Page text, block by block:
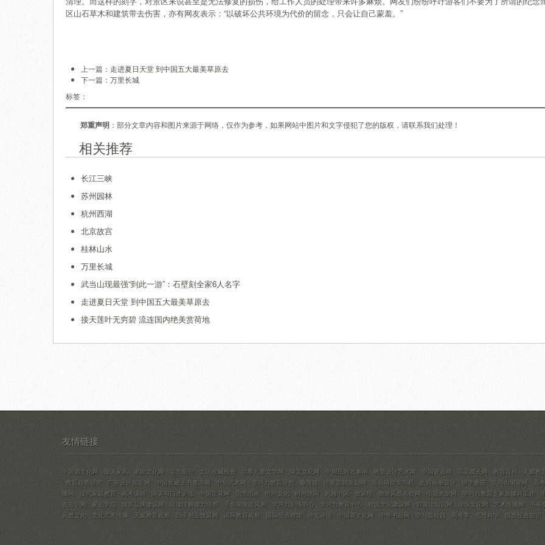
区山石草木和建筑带去伤害，亦有网友表示：“以破坏公共环境为代价的留念，只会让自己蒙羞。”
上一篇： 走进夏日天堂 到中国五大最美草原去
下一篇： 万里长城
标签：
郑重声明 ：部分文章内容和图片来源于网络，仅作为参考，如果网站中图片和文字侵犯了您的版权，请联系我们处理！
相关推荐
长江三峡
苏州园林
杭州西湖
北京故宫
桂林山水
万里长城
武当山现最强“到此一游”：石壁刻全家6人名字
走进夏日天堂 到中国五大最美草原去
接天莲叶无穷碧 流连国内绝美赏荷地
友情链接
中国酒文化网 漫谈家风 家庭文化网 宝岛期刊 文玩收藏投资 世界儿童文学网 珠宝文化网 中国民间故事网 雕塑设计艺术网 中国瓷器网 宝宝成长网 教育百科
天赋教
教育趋势研究
广告设计知识网 中国收藏证书查询网 中华武术网 学习力教育研究 趣搜搜 世界营销策划网 音乐辅助学习机 政府画册设计 研学番茄 学习力测评网
高
播网
现代家庭教育 高考保研 演讲与口才训练 中国兰花网 贝壳书画 时尚文化 时尚休闲 风雅中国 致富经 旅游风景名胜网 小说大全网 学习力教育专家余建祥工作
资知识网
家长学院 城市品牌建设网 阅读理解能力培养 千岛湖旅游风光 学习力训练中心 学习力教育中心 校园文化建设网 VI设计知识网 珍珠文化网 艺术传播网
书画
风景文化
文化艺术传播 天赋教育观察 白手创业致富网 国际教育观察 国际经济瞭望 作文评论 中国茶文化网 中华书画网 学习型校园 高考季 思维科学 股票投资知识